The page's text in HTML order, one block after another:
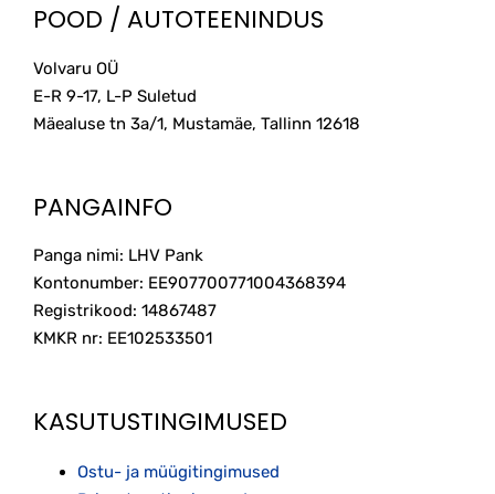
POOD / AUTOTEENINDUS
Volvaru OÜ
E-R 9-17, L-P Suletud
Mäealuse tn 3a/1, Mustamäe, Tallinn 12618
PANGAINFO
Panga nimi: LHV Pank
Kontonumber: EE907700771004368394
Registrikood: 14867487
KMKR nr: EE102533501
KASUTUSTINGIMUSED
Ostu- ja müügitingimused